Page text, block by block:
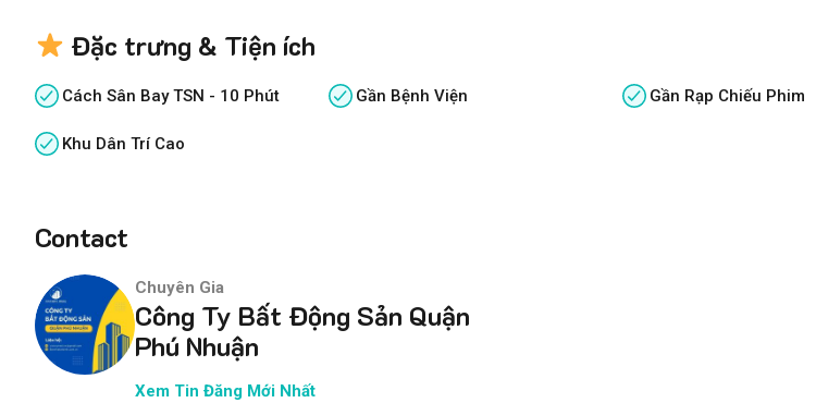
Đặc trưng & Tiện ích
Cách Sân Bay TSN - 10 Phút Gần Bệnh Viện Gần Rạp Chiếu Phim
Khu Dân Trí Cao
Contact
Chuyên Gia
Công Ty Bất Động Sản Quận
Phú Nhuận
Xem Tin Đăng Mới Nhất